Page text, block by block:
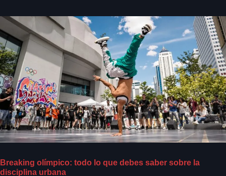
Breaking olímpico: todo lo que debes saber sobre la
disciplina urbana